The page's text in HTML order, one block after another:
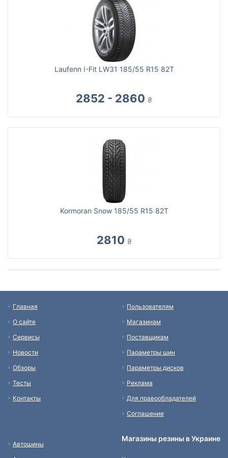
Laufenn I-Fit LW31 185/55 R15 82T
2852 - 2860 ₴
Kormoran Snow 185/55 R15 82T
2810 ₴
Главная
О сайте
Сервисы
Новости
Обзоры
Тесты
Контакты
Пользователям
Магазинам
Поставщикам
Параметры шин
Параметры дисков
Реклама
Для правообладателей
Соглашение
Автошины
Магазины резины в Украине